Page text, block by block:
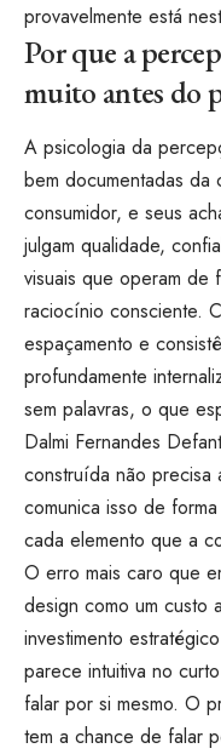
provavelmente está
Por que a
muito antes do
A psicologia da
bem documentadas da
consumidor, e seus
julgam qualidade,
visuais que operam de
raciocínio consciente.
espaçamento e
profundamente
sem palavras, o que
Dalmi Fernandes
construída não precisa
comunica isso de
cada elemento que a
O erro mais caro que
design como um custo
investimento
parece intuitiva no
falar por si mesmo. O
tem a chance de falar